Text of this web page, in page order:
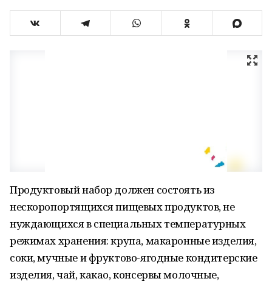
Продуктовый набор должен состоять из
нескоропортящихся пищевых продуктов, не
нуждающихся в специальных температурных
режимах хранения: крупа, макаронные изделия,
соки, мучные и фруктово-ягодные кондитерские
изделия, чай, какао, консервы молочные,